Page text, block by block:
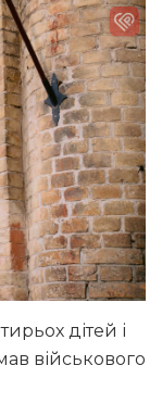
дітей і
військового